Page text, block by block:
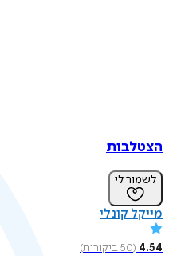
הצטלבות
לשמור לי
מייקל קונלי
4.54
(
50ביקורות)